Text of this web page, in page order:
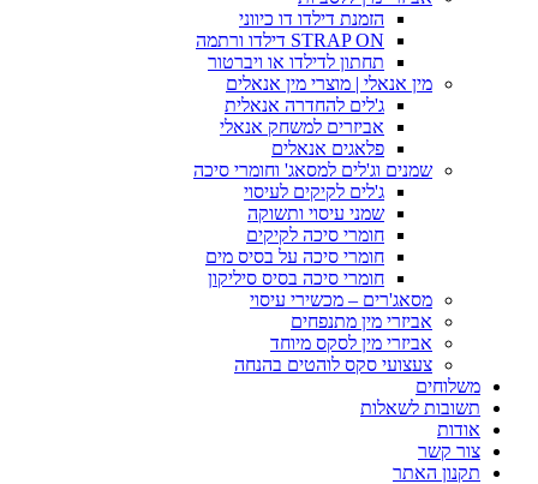
הזמנת דילדו דו כיווני
STRAP ON דילדו ורתמה
תחתון לדילדו או ויברטור
מין אנאלי | מוצרי מין אנאלים
ג'לים להחדרה אנאלית
אביזרים למשחק אנאלי
פלאגים אנאלים
שמנים וג'לים למסאג' וחומרי סיכה
ג'לים לקיקים לעיסוי
שמני עיסוי ותשוקה
חומרי סיכה לקיקים
חומרי סיכה על בסיס מים
חומרי סיכה בסיס סיליקון
מסאג'רים – מכשירי עיסוי
אביזרי מין מתנפחים
אביזרי מין לסקס מיוחד
צעצועי סקס לוהטים בהנחה
משלוחים
תשובות לשאלות
אודות
צור קשר
תקנון האתר